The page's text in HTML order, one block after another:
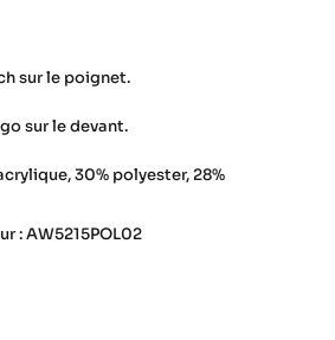
sur le poignet.
sur le devant.
30% polyester, 28%
: AW5215POL02